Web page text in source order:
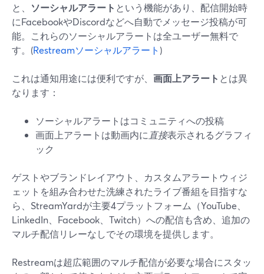
と、 ソーシャルアラート という機能があり、配信開始時
にFacebookやDiscordなどへ自動でメッセージ投稿が可
能。これらのソーシャルアラートは全ユーザー無料で
す。(Restreamソーシャルアラート )
これは通知用途には便利ですが、 画面上アラート とは異
なります：
ソーシャルアラートはコミュニティへの投稿
画面上アラートは動画内に 直接表示されるグラフィ
ック
ゲストやブランドレイアウト、カスタムアラートウィジ
ェットを組み合わせた洗練されたライブ番組を目指すな
ら、StreamYardが主要4プラットフォーム（YouTube、
LinkedIn、Facebook、Twitch）への配信も含め、追加の
マルチ配信リレーなしでその環境を提供します。
Restreamは超広範囲のマルチ配信が必要な場合にスタッ